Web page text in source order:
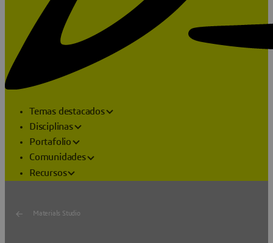
Temas destacados
Disciplinas
Portafolio
Comunidades
Recursos
Materials Studio